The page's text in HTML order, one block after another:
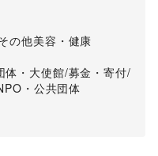
の他美容・健康
体・大使館/募金・寄付/
・公共団体